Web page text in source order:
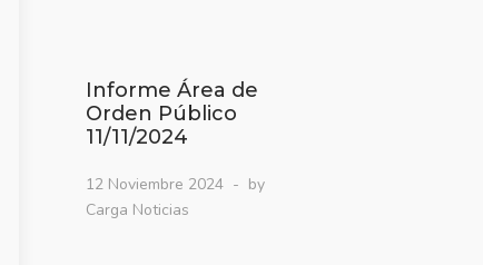
Informe Área de
Orden Público
11/11/2024
12 Noviembre 2024
by
Carga Noticias